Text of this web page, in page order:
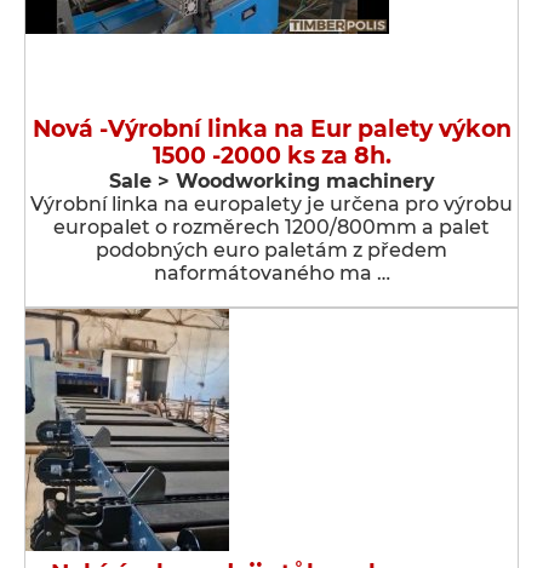
Nová -Výrobní linka na Eur palety výkon
1500 -2000 ks za 8h.
Sale > Woodworking machinery
Výrobní linka na europalety je určena pro výrobu
europalet o rozměrech 1200/800mm a palet
podobných euro paletám z předem
naformátovaného ma …